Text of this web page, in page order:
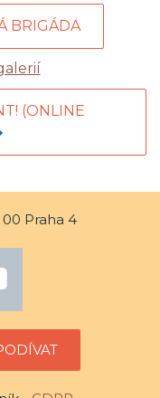
BRIGÁDA
(ONLINE
00 Praha 4